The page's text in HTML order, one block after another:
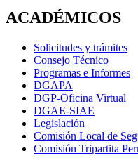
ACADÉMICOS
Solicitudes y trámites
Consejo Técnico
Programas e Informes
DGAPA
DGP-Oficina Virtual
DGAE-SIAE
Legislación
Comisión Local de
Comisión Tripartita